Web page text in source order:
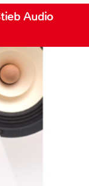
Audio